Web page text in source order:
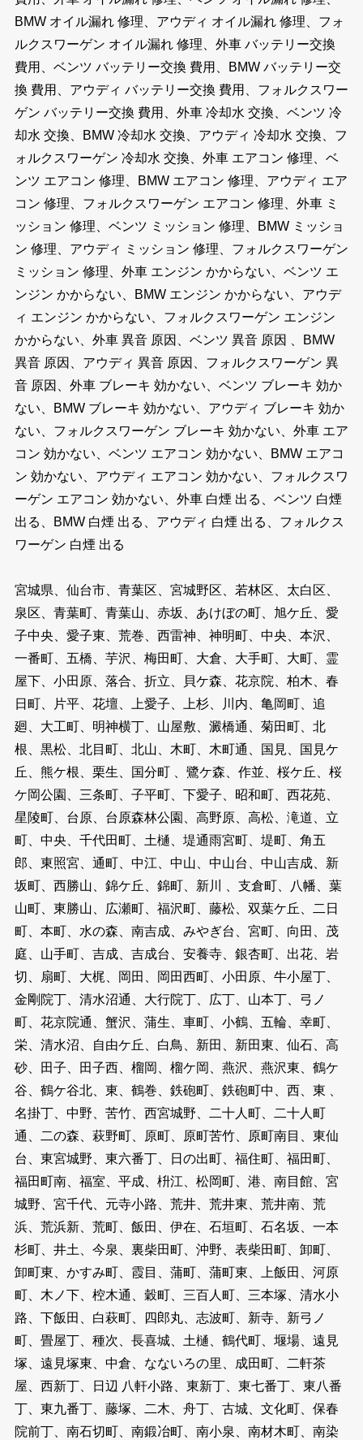
BMW オイル漏れ 修理、アウディ オイル漏れ 修理、フォ
ルクスワーゲン オイル漏れ 修理、外車 バッテリー交換
費用、ベンツ バッテリー交換 費用、BMW バッテリー交
換 費用、アウディ バッテリー交換 費用、フォルクスワー
ゲン バッテリー交換 費用、外車 冷却水 交換、ベンツ 冷
却水 交換、BMW 冷却水 交換、アウディ 冷却水 交換、フ
ォルクスワーゲン 冷却水 交換、外車 エアコン 修理、ベ
ンツ エアコン 修理、BMW エアコン 修理、アウディ エア
コン 修理、フォルクスワーゲン エアコン 修理、外車 ミ
ッション 修理、ベンツ ミッション 修理、BMW ミッショ
ン 修理、アウディ ミッション 修理、フォルクスワーゲン
ミッション 修理、外車 エンジン かからない、ベンツ エ
ンジン かからない、BMW エンジン かからない、アウデ
ィ エンジン かからない、フォルクスワーゲン エンジン
かからない、外車 異音 原因、ベンツ 異音 原因 、BMW
異音 原因、アウディ 異音 原因、フォルクスワーゲン 異
音 原因、外車 ブレーキ 効かない、ベンツ ブレーキ 効か
ない、BMW ブレーキ 効かない、アウディ ブレーキ 効か
ない、フォルクスワーゲン ブレーキ 効かない、外車 エア
コン 効かない、ベンツ エアコン 効かない、BMW エアコ
ン 効かない、アウディ エアコン 効かない、フォルクスワ
ーゲン エアコン 効かない、外車 白煙 出る、ベンツ 白煙
出る、BMW 白煙 出る、アウディ 白煙 出る、フォルクス
ワーゲン 白煙 出る
宮城県、仙台市、青葉区、宮城野区、若林区、太白区、
泉区、青葉町、青葉山、赤坂、あけぼの町、旭ケ丘、愛
子中央、愛子東、荒巻、西雷神、神明町、中央、本沢、
一番町、五橋、芋沢、梅田町、大倉、大手町、大町、霊
屋下、小田原、落合、折立、貝ケ森、花京院、柏木、春
日町、片平、花壇、上愛子、上杉、川内、亀岡町、追
廻、大工町、明神横丁、山屋敷、澱橋通、菊田町、北
根、黒松、北目町、北山、木町、木町通、国見、国見ケ
丘、熊ケ根、栗生、国分町 、鷺ケ森、作並、桜ケ丘、桜
ケ岡公園、三条町、子平町、下愛子、昭和町、西花苑、
星陵町、台原、台原森林公園、高野原、高松、滝道、立
町、中央、千代田町、土樋、堤通雨宮町、堤町、角五
郎、東照宮、通町、中江、中山、中山台、中山吉成、新
坂町、西勝山、錦ケ丘、錦町、新川 、支倉町、八幡、葉
山町、東勝山、広瀬町、福沢町、藤松、双葉ケ丘、二日
町、本町、水の森、南吉成、みやぎ台、宮町、向田、茂
庭、山手町、吉成、吉成台、安養寺、銀杏町、出花、岩
切、扇町、大梶、岡田、岡田西町、小田原、牛小屋丁、
金剛院丁、清水沼通、大行院丁、広丁、山本丁、弓ノ
町、花京院通、蟹沢、蒲生、車町、小鶴、五輪、幸町、
栄、清水沼、自由ケ丘、白鳥、新田、新田東、仙石、高
砂、田子、田子西、榴岡、榴ケ岡、燕沢、燕沢東、鶴ケ
谷、鶴ケ谷北、東、鶴巻、鉄砲町、鉄砲町中、西、東 、
名掛丁、中野、苦竹、西宮城野、二十人町、二十人町
通、二の森、萩野町、原町、原町苦竹、原町南目、東仙
台、東宮城野、東六番丁、日の出町、福住町、福田町、
福田町南、福室、平成、枡江、松岡町、港、南目館、宮
城野、宮千代、元寺小路、荒井、荒井東、荒井南、荒
浜、荒浜新、荒町、飯田、伊在、石垣町、石名坂、一本
杉町、井土、今泉、裏柴田町、沖野、表柴田町、卸町、
卸町東、かすみ町、霞目、蒲町、蒲町東、上飯田、河原
町、木ノ下、椌木通、穀町、三百人町、三本塚、清水小
路、下飯田、白萩町、四郎丸、志波町、新寺、新弓ノ
町、畳屋丁、種次、長喜城、土樋、鶴代町、堰場、遠見
塚、遠見塚東、中倉、なないろの里、成田町、二軒茶
屋、西新丁、日辺 八軒小路、東新丁、東七番丁、東八番
丁、東九番丁、藤塚、二木、舟丁、古城、文化町、保春
院前丁、南石切町、南鍛冶町、南小泉、南材木町、南染